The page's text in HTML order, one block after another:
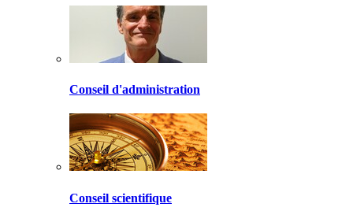
Conseil d'administration
Conseil scientifique